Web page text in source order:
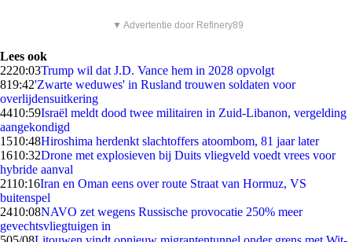
▼ Advertentie door Refinery89
Lees ook
2220:03Trump wil dat J.D. Vance hem in 2028 opvolgt
819:42'Zwarte weduwes' in Rusland trouwen soldaten voor
overlijdensuitkering
4410:59Israël meldt dood twee militairen in Zuid-Libanon, vergelding
aangekondigd
1510:48Hiroshima herdenkt slachtoffers atoombom, 81 jaar later
1610:32Drone met explosieven bij Duits vliegveld voedt vrees voor
hybride aanval
2110:16Iran en Oman eens over route Straat van Hormuz, VS
buitenspel
2410:08NAVO zet wegens Russische provocatie 250% meer
gevechtsvliegtuigen in